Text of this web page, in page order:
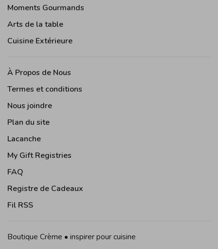
Moments Gourmands
Arts de la table
Cuisine Extérieure
À Propos de Nous
Termes et conditions
Nous joindre
Plan du site
Lacanche
My Gift Registries
FAQ
Registre de Cadeaux
Fil RSS
Boutique Crème • inspirer pour cuisine